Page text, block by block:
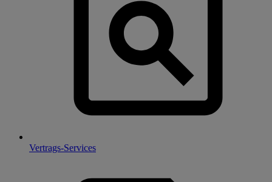
Vertrags-Services